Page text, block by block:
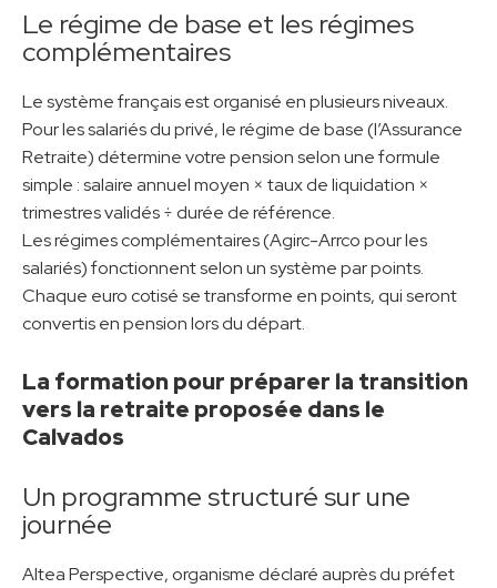
Le régime de base et les régimes
complémentaires
Le système français est organisé en plusieurs niveaux.
Pour les salariés du privé, le régime de base (l’Assurance
Retraite) détermine votre pension selon une formule
simple : salaire annuel moyen × taux de liquidation ×
trimestres validés ÷ durée de référence.
Les régimes complémentaires (Agirc-Arrco pour les
salariés) fonctionnent selon un système par points.
Chaque euro cotisé se transforme en points, qui seront
convertis en pension lors du départ.
La formation pour préparer la transition
vers la retraite proposée dans le
Calvados
Un programme structuré sur une
journée
Altea Perspective, organisme déclaré auprès du préfet